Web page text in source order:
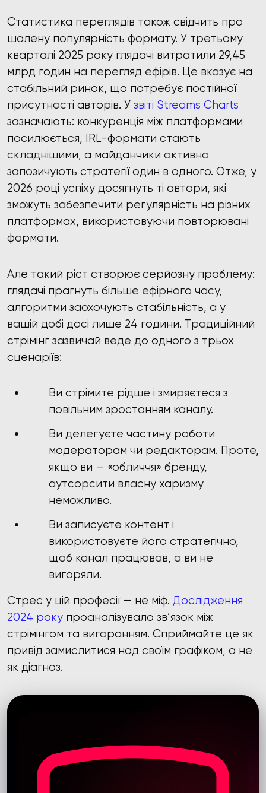
Статистика переглядів також свідчить про
шалену популярність формату. У третьому
кварталі 2025 року глядачі витратили 29,45
млрд годин на перегляд ефірів. Це вказує на
стабільний ринок, що потребує постійної
присутності авторів. У звіті Streams Charts
зазначають: конкуренція між платформами
посилюється, IRL-формати стають
складнішими, а майданчики активно
запозичують стратегії один в одного. Отже, у
2026 році успіху досягнуть ті автори, які
зможуть забезпечити регулярність на різних
платформах, використовуючи повторювані
формати.
Але такий ріст створює серйозну проблему:
глядачі прагнуть більше ефірного часу,
алгоритми заохочують стабільність, а у
вашій добі досі лише 24 години. Традиційний
стрімінг зазвичай веде до одного з трьох
сценаріїв:
Ви стрімите рідше і змиряєтеся з
повільним зростанням каналу.
Ви делегуєте частину роботи
модераторам чи редакторам. Проте,
якщо ви — «обличчя» бренду,
аутсорсити власну харизму
неможливо.
Ви записуєте контент і
використовуєте його стратегічно,
щоб канал працював, а ви не
вигоряли.
Стрес у цій професії — не міф. Дослідження
2024 року проаналізувало зв’язок між
стрімінгом та вигоранням. Сприймайте це як
привід замислитися над своїм графіком, а не
як діагноз.